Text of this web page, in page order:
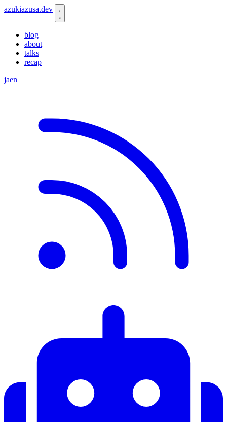
azukiazusa.dev
blog
about
talks
recap
jaen